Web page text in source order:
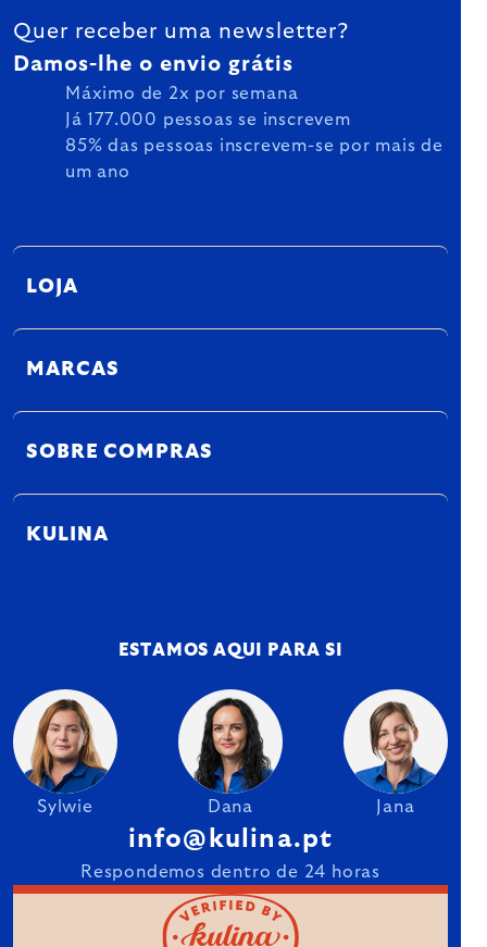
Quer receber uma newsletter?
Damos-lhe o envio grátis
Máximo de 2x por semana
Já 177.000 pessoas se inscrevem
85% das pessoas inscrevem-se por mais de
um ano
LOJA
MARCAS
SOBRE COMPRAS
KULINA
ESTAMOS AQUI PARA SI
Sylwie Dana Jana
info@kulina.pt
Respondemos dentro de 24 horas